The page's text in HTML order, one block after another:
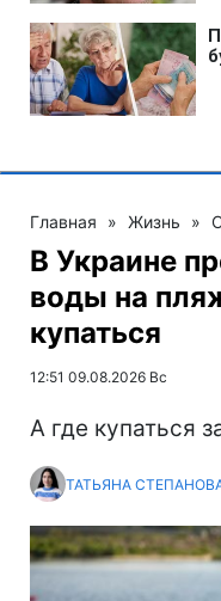
Главная » Жизнь »
В Украине
воды на
купаться
12:51 09.08.2026 Вс
А где купаться
ТАТЬЯНА